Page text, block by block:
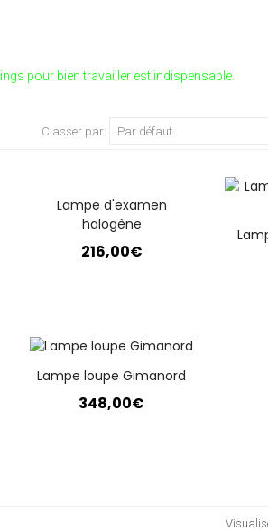
pour bien travailler est indispensable.
Classer par:
Lampe d'examen
halogène
216,00€
Lampe loupe Gimanord
348,00€